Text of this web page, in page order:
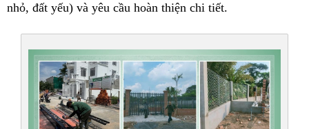
nhỏ, đất yếu) và yêu cầu hoàn thiện chi tiết.